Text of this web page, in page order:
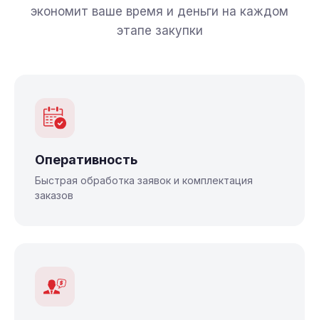
экономит ваше время и деньги на каждом
этапе закупки
Оперативность
Быстрая обработка заявок и комплектация
заказов